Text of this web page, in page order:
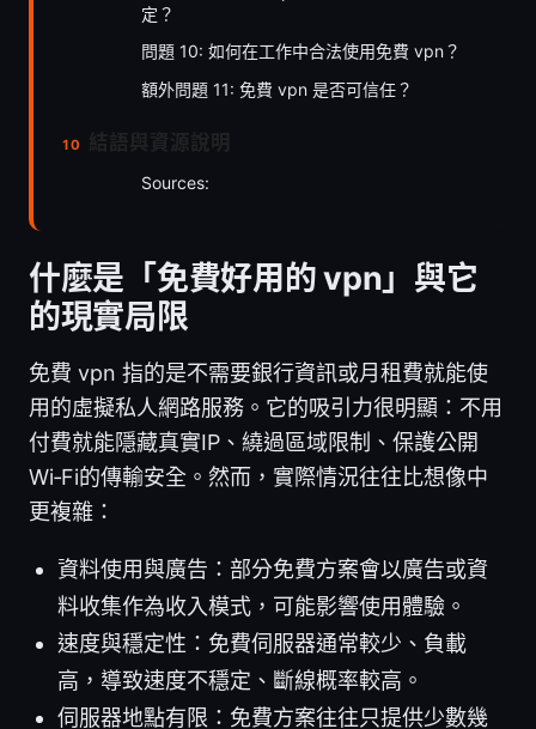
定？
問題 10: 如何在工作中合法使用免費 vpn？
額外問題 11: 免費 vpn 是否可信任？
Sources:
什麼是「免費好用的 vpn」與它
的現實局限
免費 vpn 指的是不需要銀行資訊或月租費就能使
用的虛擬私人網路服務。它的吸引力很明顯：不用
付費就能隱藏真實IP、繞過區域限制、保護公開
Wi‑Fi的傳輸安全。然而，實際情況往往比想像中
更複雜：
資料使用與廣告：部分免費方案會以廣告或資
料收集作為收入模式，可能影響使用體驗。
速度與穩定性：免費伺服器通常較少、負載
高，導致速度不穩定、斷線概率較高。
伺服器地點有限：免費方案往往只提供少數幾